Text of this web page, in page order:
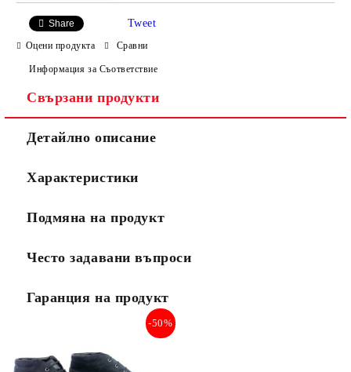
Share Tweet
Оцени продукта Сравни
Информация за Съответствие
Свързани продукти
Детайлно описание
Характеристики
Подмяна на продукт
Често задавани въпроси
Гаранция на продукт
-50%